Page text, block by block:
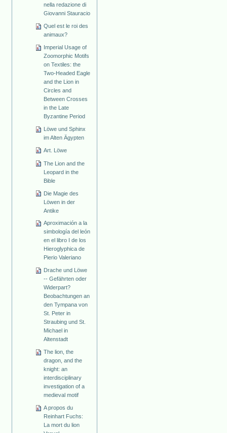
nella redazione di
Giovanni Stauracio
Quel est le roi des
animaux?
Imperial Usage of
Zoomorphic Motifs
on Textiles: the
Two-Headed Eagle
and the Lion in
Circles and
Between Crosses
in the Late
Byzantine Period
Löwe und Sphinx
im Alten Ägypten
Art. Löwe
The Lion and the
Leopard in the
Bible
Die Magie des
Löwen in der
Antike
Aproximación a la
simbología del león
en el libro I de los
Hieroglyphica de
Pierio Valeriano
Drache und Löwe
-- Gefährten oder
Widerpart?
Beobachtungen an
den Tympana von
St. Peter in
Straubing und St.
Michael in
Altenstadt
The lion, the
dragon, and the
knight: an
interdisciplinary
investigation of a
medieval motif
A propos du
Reinhart Fuchs:
La mort du lion